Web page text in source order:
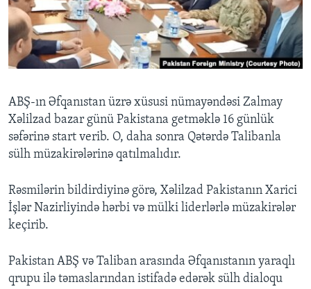
BIZI IZLƏYIN
Dillər
ABŞ-ın Əfqanıstan üzrə xüsusi nümayəndəsi Zalmay
Xəlilzad bazar günü Pakistana getməklə 16 günlük
səfərinə start verib. O, daha sonra Qətərdə Talibanla
sülh müzakirələrinə qatılmalıdır.
Rəsmilərin bildirdiyinə görə, Xəlilzad Pakistanın Xarici
İşlər Nazirliyində hərbi və mülki liderlərlə müzakirələr
keçirib.
Pakistan ABŞ və Taliban arasında Əfqanıstanın yaraqlı
qrupu ilə təmaslarından istifadə edərək sülh dialoqu